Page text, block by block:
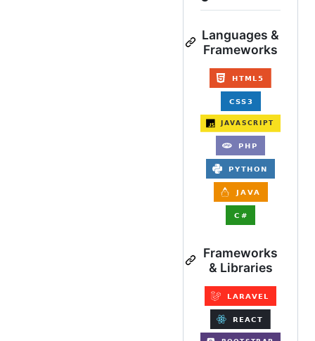
Languages &
Frameworks
Frameworks
& Libraries